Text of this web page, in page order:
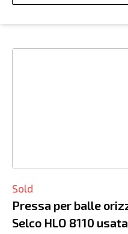
Sold
Pressa per balle
Selco HLO 8110 usata